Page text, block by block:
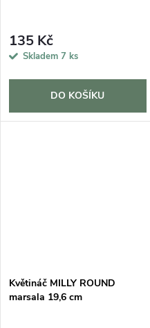
135 Kč
Skladem 7 ks
DO KOŠÍKU
Květináč MILLY ROUND
marsala 19,6 cm